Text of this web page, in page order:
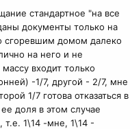
стандартное "на все
документы только на
сгоревшим домом далеко
на него и не
входит только
-1/7, другой - 2/7, мне
1/7 готова отказаться в
доля в этом случае
1\14 -мне, 1\14 -